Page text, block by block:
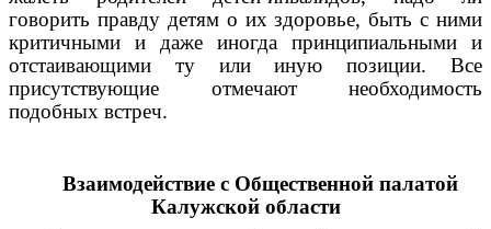
говорить правду детям о их здоровье, быть с ними
критичными и даже иногда принципиальными и
отстаивающими ту или иную позиции. Все
присутствующие отмечают необходимость
подобных встреч.
Взаимодействие с Общественной палатой
Калужской области